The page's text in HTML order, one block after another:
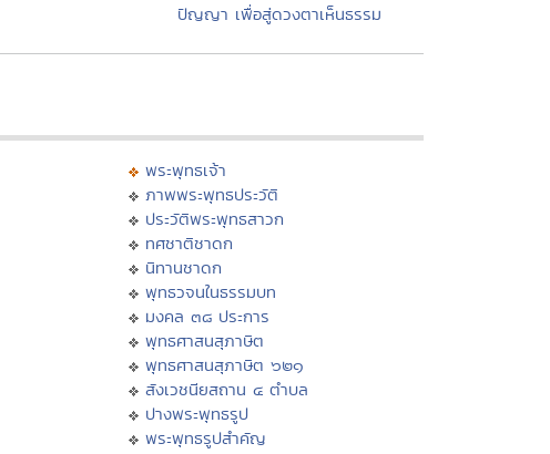
ปัญญา เพื่อสู่ดวงตาเห็นธรรม
พระพุทธเจ้า
ภาพพระพุทธประวัติ
ประวัติพระพุทธสาวก
ทศชาติชาดก
นิทานชาดก
พุทธวจนในธรรมบท
มงคล ๓๘ ประการ
พุทธศาสนสุภาษิต
พุทธศาสนสุภาษิต ๖๒๑
สังเวชนียสถาน ๔ ตำบล
ปางพระพุทธรูป
พระพุทธรูปสำคัญ